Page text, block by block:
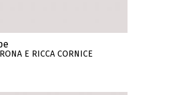
E RICCA CORNICE